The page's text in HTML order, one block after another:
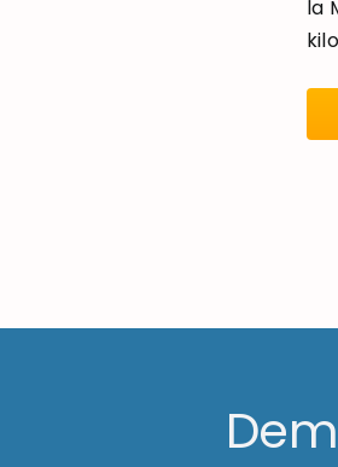
la